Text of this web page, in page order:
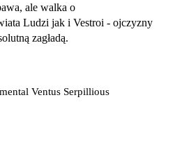
ale walka o
Ludzi jak i Vestroi - ojczyzny
zagładą.
Ventus Serpillious